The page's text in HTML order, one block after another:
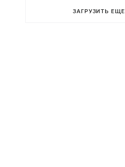
ЗАГРУЗИТЬ ЕЩЕ